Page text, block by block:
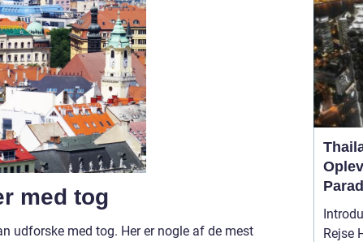
med tog
udforske med tog. Her er nogle af de mest
unikke
er en
Rejse Har du nogensinde